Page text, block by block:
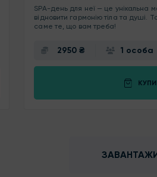
SPA-день для неї — це унікальна
відновити гармонію тіла та душі.
саме те, що вам треба!
2950 ₴ 1 особа